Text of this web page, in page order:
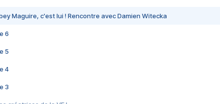
Maguire, c'est lui ! Rencontre avec Damien Witecka
6
5
4
3